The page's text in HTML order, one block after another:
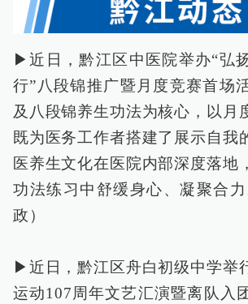
▶近日，黔江区中医院举办“弘
行”八段锦推广暨月度竞赛首场
及八段锦养生功法为核心，以月
既为医务工作者搭建了展示自我
医养生文化在医院内部深度落地
功法练习中舒缓身心、凝聚合
政）
▶近日，黔江区舟白初级中学举
运动107周年文艺汇演暨离队入